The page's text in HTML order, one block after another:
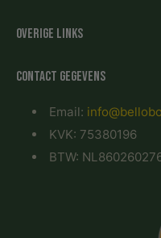
Overige links
Contact gegevens
Email:
KVK: 75380196
BTW: